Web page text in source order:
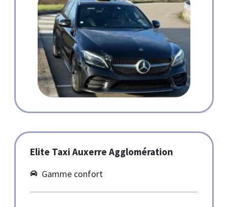
Elite Taxi Auxerre Agglomération
Gamme confort